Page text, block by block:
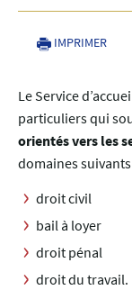
IMPRIMER
Le Service
particuliers qui
orientés vers les
domaines suivants
droit civil
bail à loyer
droit pénal
droit du travail.